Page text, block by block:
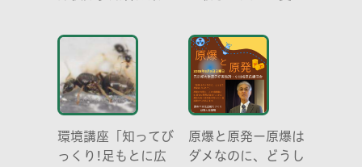
らだ～
環境講座「知ってび
っくり!足もとに広
原爆と原発ー原爆は
ダメなのに、どうし